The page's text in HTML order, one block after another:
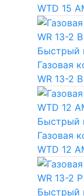
WTD 15
Быстрый
Газовая
WR 13-2 В
Быстрый
Газовая
WTD 12
Быстрый